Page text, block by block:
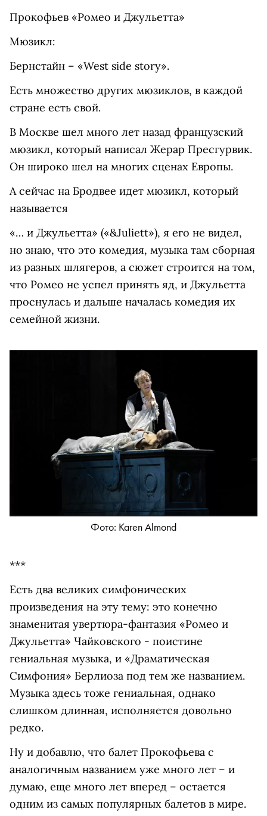
Прокофьев «Ромео и Джульетта»
Мюзикл:
Бернстайн – «West side story».
Есть множество других мюзиклов, в каждой
стране есть свой.
В Москве шел много лет назад французский
мюзикл, который написал Жерар Пресгурвик.
Он широко шел на многих сценах Европы.
А сейчас на Бродвее идет мюзикл, который
называется
«… и Джульетта» («&Juliett»), я его не видел,
но знаю, что это комедия, музыка там сборная
из разных шлягеров, а сюжет строится на том,
что Ромео не успел принять яд, и Джульетта
проснулась и дальше началась комедия их
семейной жизни.
Фото: Karen Almond
***
Есть два великих симфонических
произведения на эту тему: это конечно
знаменитая увертюра-фантазия «Ромео и
Джульетта» Чайковского - поистине
гениальная музыка, и «Драматическая
Симфония» Берлиоза под тем же названием.
Музыка здесь тоже гениальная, однако
слишком длинная, исполняется довольно
редко.
Ну и добавлю, что балет Прокофьева с
аналогичным названием уже много лет – и
думаю, еще много лет вперед – остается
одним из самых популярных балетов в мире.